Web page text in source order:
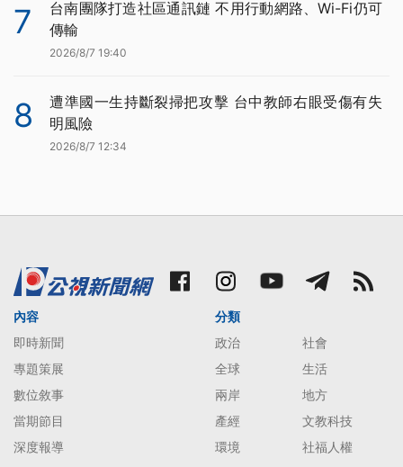
7
台南團隊打造社區通訊鏈 不用行動網路、Wi-Fi仍可
傳輸
2026/8/7 19:40
8
遭準國一生持斷裂掃把攻擊 台中教師右眼受傷有失
明風險
2026/8/7 12:34
內容
即時新聞
專題策展
數位敘事
當期節目
深度報導
分類
政治
社會
全球
生活
兩岸
地方
產經
文教科技
環境
社福人權